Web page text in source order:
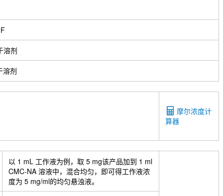
溶剂
溶剂
摩尔浓度计
算器
以 1 mL 工作液为例，取 5 mg该产品加到 1 ml
CMC-NA 溶液中，混合均匀，即可得工作液浓
度为 5 mg/ml的均匀悬浊液。